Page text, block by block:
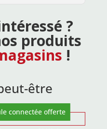
?
produits
!
être
connectée offerte